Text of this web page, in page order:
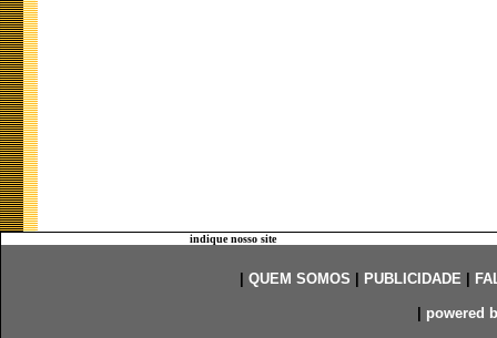
indique nosso site
QUEM SOMOS PUBLICIDADE|
powered